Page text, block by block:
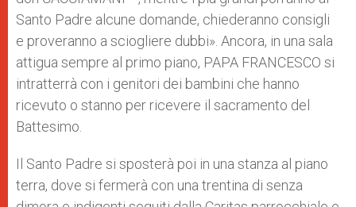
Santo Padre alcune domande, chiederanno consigli
e proveranno a sciogliere dubbi». Ancora, in una sala
attigua sempre al primo piano, PAPA FRANCESCO si
intratterrà con i genitori dei bambini che hanno
ricevuto o stanno per ricevere il sacramento del
Battesimo.
Il Santo Padre si sposterà poi in una stanza al piano
terra, dove si fermerà con una trentina di senza